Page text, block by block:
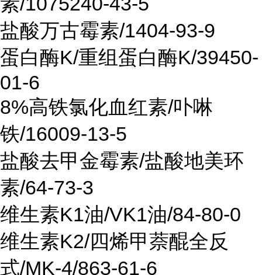
盐酸万古霉素/1404-93-9
蛋白酶K/重组蛋白酶K/39450-
01-6
8%高铁氯化血红素/卟啉
铁/16009-13-5
盐酸去甲金霉素/盐酸地美环
素/64-73-3
维生素K1油/VK1油/84-80-0
维生素K2/四烯甲萘醌全反
式/MK-4/863-61-6